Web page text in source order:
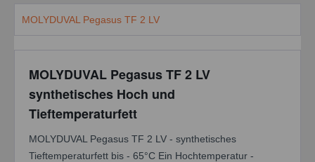
MOLYDUVAL Pegasus TF 2 LV
MOLYDUVAL Pegasus TF 2 LV
synthetisches Hoch und
Tieftemperaturfett
MOLYDUVAL Pegasus TF 2 LV - synthetisches
Tieftemperaturfett bis - 65°C Ein Hochtemperatur -